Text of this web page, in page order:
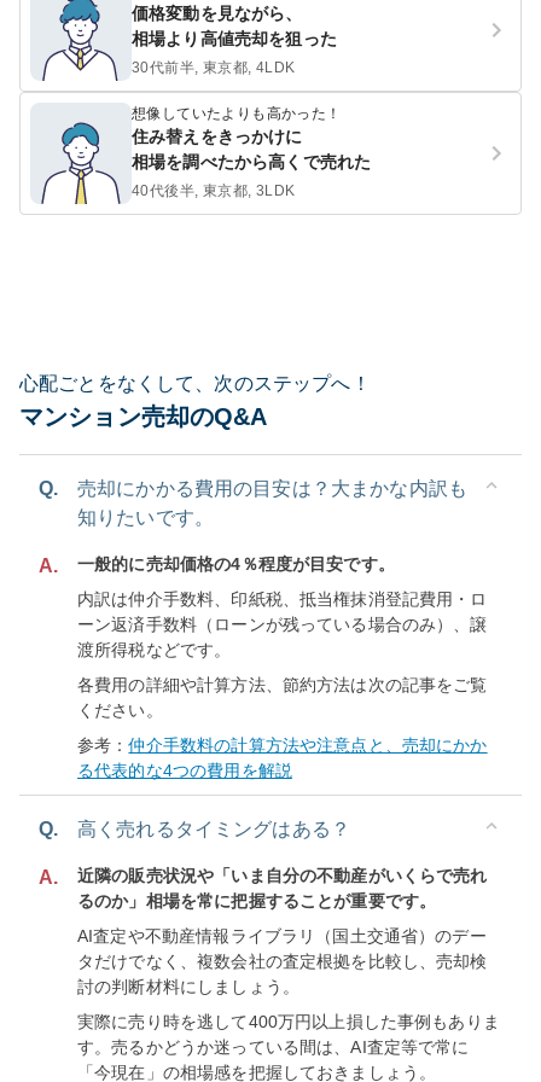
価格変動を見ながら、
相場より高値売却を狙った
30代前半, 東京都, 4LDK
想像していたよりも高かった！
住み替えをきっかけに
相場を調べたから高くで売れた
40代後半, 東京都, 3LDK
心配ごとをなくして、次のステップへ！
マンション売却のQ&A
Q.
売却にかかる費用の目安は？大まかな内訳も
知りたいです。
A.
一般的に売却価格の4％程度が目安です。
内訳は仲介手数料、印紙税、抵当権抹消登記費用・ロ
ーン返済手数料（ローンが残っている場合のみ）、譲
渡所得税などです。
各費用の詳細や計算方法、節約方法は次の記事をご覧
ください。
参考：仲介手数料の計算方法や注意点と、売却にかか
る代表的な4つの費用を解説
Q. 高く売れるタイミングはある？
A.
近隣の販売状況や「いま自分の不動産がいくらで売れ
るのか」相場を常に把握することが重要です。
AI査定や不動産情報ライブラリ（国土交通省）のデー
タだけでなく、複数会社の査定根拠を比較し、売却検
討の判断材料にしましょう。
実際に売り時を逃して400万円以上損した事例もありま
す。売るかどうか迷っている間は、AI査定等で常に
「今現在」の相場感を把握しておきましょう。